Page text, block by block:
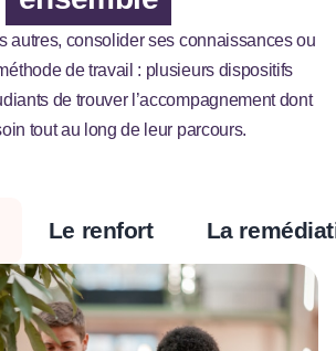
autres, consolider ses connaissances ou
de travail : plusieurs dispositifs
de trouver l’accompagnement dont
tout au long de leur parcours.
Le renfort La